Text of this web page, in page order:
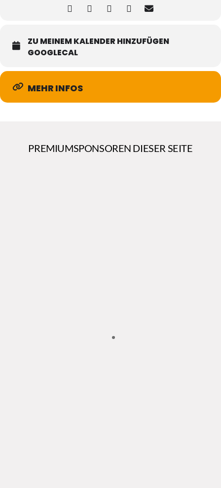
ZU MEINEM KALENDER HINZUFÜGEN
GOOGLECAL
MEHR INFOS
PREMIUMSPONSOREN DIESER SEITE